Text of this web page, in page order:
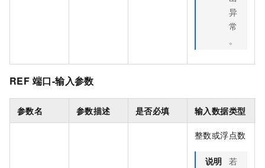
异
常
。
REF 端口-输入参数
参数名 参数描述 是否必填 输入数据类型
整数或浮点数
说明 若